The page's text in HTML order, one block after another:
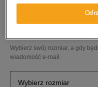
119,99zł
Wybierz swój rozmiar, a gdy
wiadomość e-mail.
Wybierz rozmiar